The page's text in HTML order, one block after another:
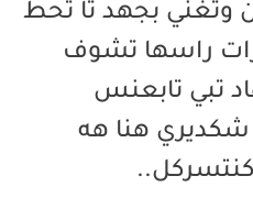
بجهد تا تحط
راسها تشوف
تبي تابعنس
شكديري هنا هه